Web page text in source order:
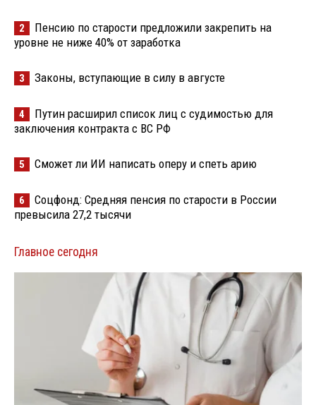
2
Пенсию по старости предложили закрепить на
уровне не ниже 40% от заработка
3 Законы, вступающие в силу в августе
4
Путин расширил список лиц с судимостью для
заключения контракта с ВС РФ
5 Сможет ли ИИ написать оперу и спеть арию
6
Соцфонд: Средняя пенсия по старости в России
превысила 27,2 тысячи
Главное сегодня